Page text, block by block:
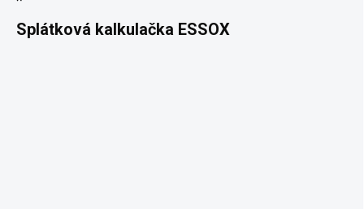
Splátková kalkulačka ESSOX